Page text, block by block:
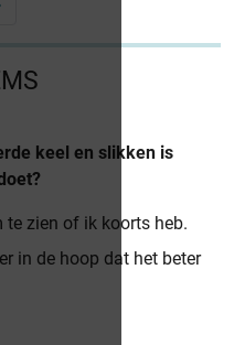
keel en slikken is
zien of ik koorts heb.
in de hoop dat het beter